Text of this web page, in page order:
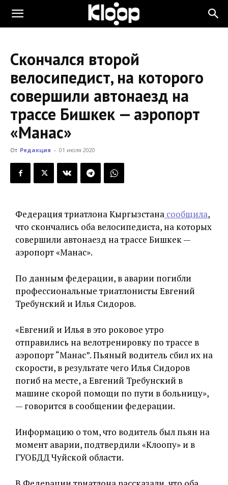
KLOOP.KG
Новости
Кыргызстана
Скончался второй
велосипедист, на которого
совершили автонаезд на
трассе Бишкек — аэропорт
«Манас»
От Редакция - 01 июля 2020
Федерация триатлона Кыргызстана сообщила,
что скончались оба велосипедиста, на которых
совершили автонаезд на трассе Бишкек —
аэропорт «Манас».
По данным федерации, в аварии погибли
профессиональные триатлонисты Евгений
Требунский и Илья Сидоров.
«Евгений и Илья в это роковое утро
отправились на велотренировку по трассе в
аэропорт “Манас”. Пьяный водитель сбил их на
скорости, в результате чего Илья Сидоров
погиб на месте, а Евгений Требунский в
машине скорой помощи по пути в больницу»,
— говорится в сообщении федерации.
Информацию о том, что водитель был пьян на
момент аварии, подтвердили «Клоопу» и в
ГУОБДД Чуйской области.